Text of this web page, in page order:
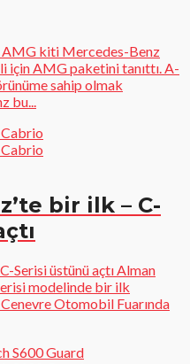
AMG kiti Mercedes-Benz
için AMG paketini tanıttı. A-
sahip olmak
bu...
bir ilk – C-
Serisi üstünü açtı Alman
modelinde bir ilk
Otomobil Fuarında